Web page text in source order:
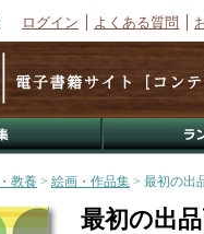
ログイン よくある質問
教養 > 絵画・作品集 > 最初の
最初の出